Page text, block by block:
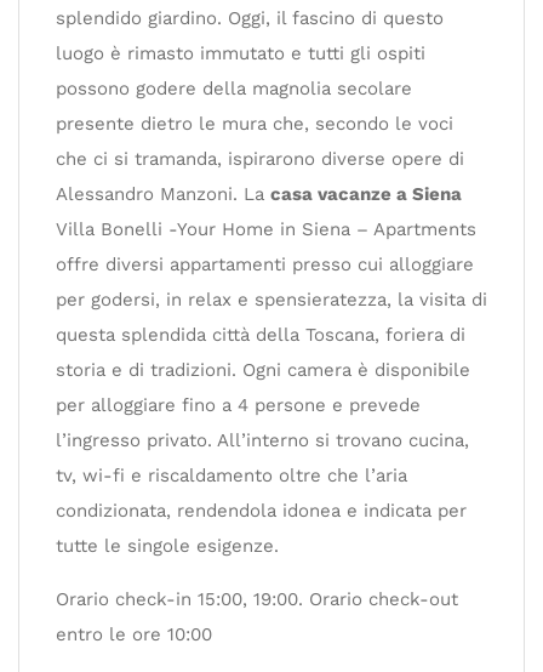
splendido giardino. Oggi, il fascino di questo
luogo è rimasto immutato e tutti gli ospiti
possono godere della magnolia secolare
presente dietro le mura che, secondo le voci
che ci si tramanda, ispirarono diverse opere di
Alessandro Manzoni. La casa vacanze a Siena
Villa Bonelli -Your Home in Siena – Apartments
offre diversi appartamenti presso cui alloggiare
per godersi, in relax e spensieratezza, la visita di
questa splendida città della Toscana, foriera di
storia e di tradizioni. Ogni camera è disponibile
per alloggiare fino a 4 persone e prevede
l’ingresso privato. All’interno si trovano cucina,
tv, wi-fi e riscaldamento oltre che l’aria
condizionata, rendendola idonea e indicata per
tutte le singole esigenze.
Orario check-in 15:00, 19:00. Orario check-out
entro le ore 10:00